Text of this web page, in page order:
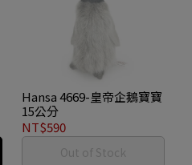
Hansa 4669-皇帝企鵝寶寶
15公分
NT$590
Out of Stock